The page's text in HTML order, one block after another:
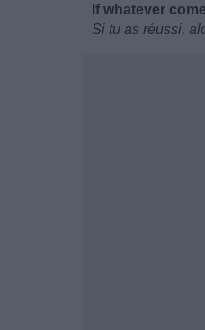
If whatever
Si tu as réussi,